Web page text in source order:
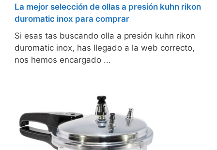
La mejor selección de ollas a presión kuhn rikon
duromatic inox para comprar
Si esas tas buscando olla a presión kuhn rikon
duromatic inox, has llegado a la web correcto,
nos hemos encargado ...